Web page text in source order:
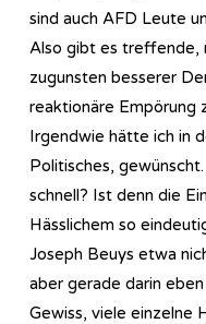
sind auch AFD Leute
Also gibt es treffende,
zugunsten besserer
reaktionäre Empörung
Irgendwie hätte ich in
Politisches,
schnell? Ist denn die
Hässlichem so
Joseph Beuys etwa
aber gerade darin
Gewiss, viele einzelne